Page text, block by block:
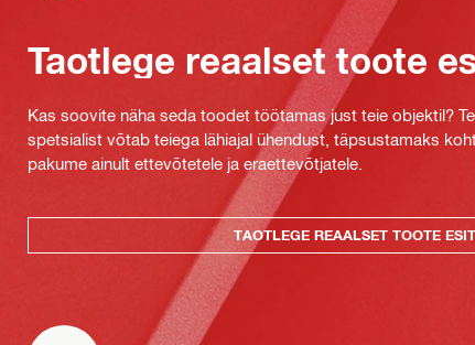
Taotlege reaalset toote
Kas soovite näha seda toodet töötamas just teie objektil?
spetsialist võtab teiega lähiajal ühendust, täpsustamaks
pakume ainult ettevõtetele ja eraettevõtjatele.
TAOTLEGE REAALSET TOOTE